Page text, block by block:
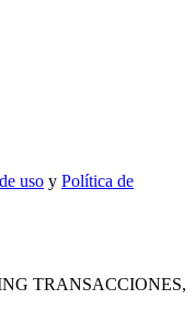
uso y Política de
TRANSACCIONES,